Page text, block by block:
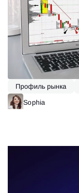
Профиль рынка
VSASophia